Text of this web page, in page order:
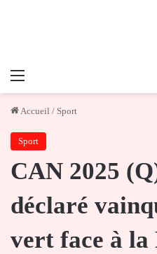
Menu
Accueil / Sport
Sport
CAN 2025
déclaré
vert face à la